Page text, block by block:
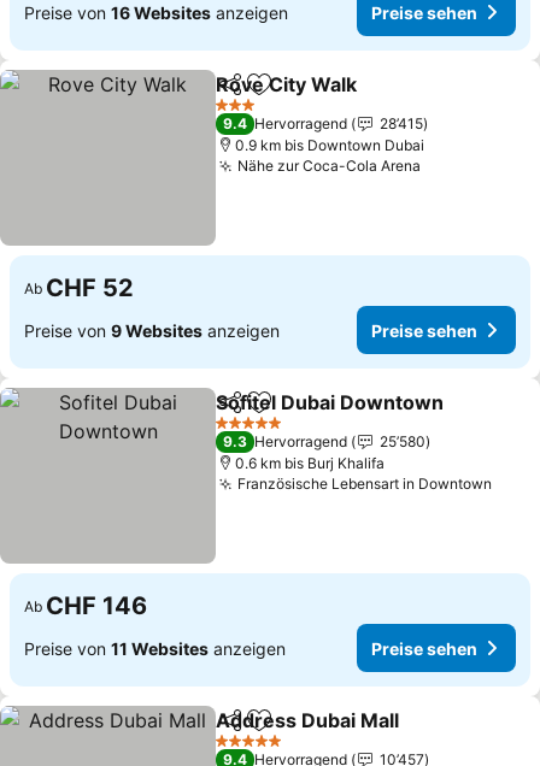
Preise von 16 Websites anzeigen Preise sehen
TeilenZu Favoriten hinzufügen
Rove City Walk
3 Sterne
9.4 Hervorragend
28’415
0.9 km bis Downtown Dubai
Nähe zur Coca-Cola Arena
Ab CHF 52
Preise von 9 Websites anzeigen Preise sehen
TeilenZu Favoriten hinzufügen
Sofitel Dubai Downtown
5 Sterne
9.3 Hervorragend
25’580
0.6 km bis Burj Khalifa
Französische Lebensart in Downtown
Ab CHF 146
Preise von 11 Websites anzeigen Preise sehen
TeilenZu Favoriten hinzufügen
Address Dubai Mall
5 Sterne
9.4 Hervorragend
10’457